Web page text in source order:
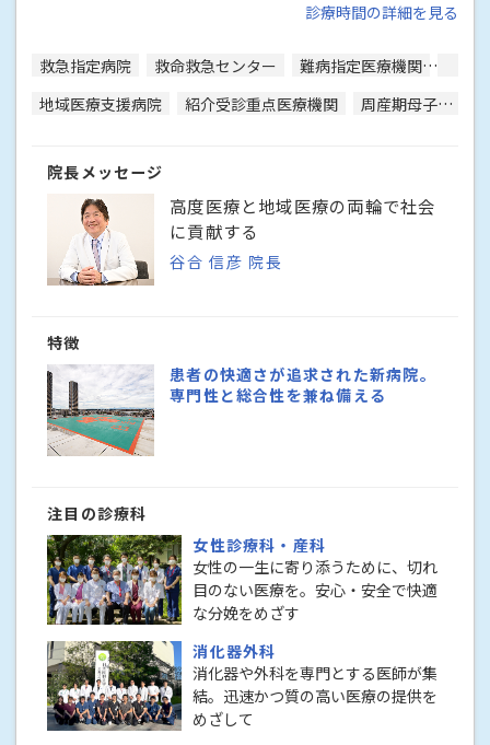
診療時間の詳細を見る
救急指定病院 救命救急センター 難病指定医療機関
地域医療支援病院
紹介受診重点医療機関 周産期母子医療センター
院長メッセージ
高度医療と地域医療の両輪で社会
に貢献する
谷合 信彦 院長
特徴
患者の快適さが追求された新病院。
専門性と総合性を兼ね備える
注目の診療科
女性診療科・産科
女性の一生に寄り添うために、切れ
目のない医療を。安心・安全で快適
な分娩をめざす
消化器外科
消化器や外科を専門とする医師が集
結。迅速かつ質の高い医療の提供を
めざして